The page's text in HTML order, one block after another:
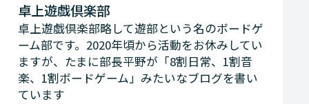
卓上遊戯倶楽部
卓上遊戯倶楽部略して遊部という名のボードゲ
ーム部です。2020年頃から活動をお休みしてい
ますが、たまに部長平野が「8割日常、1割音
楽、1割ボードゲーム」みたいなブログを書い
ています